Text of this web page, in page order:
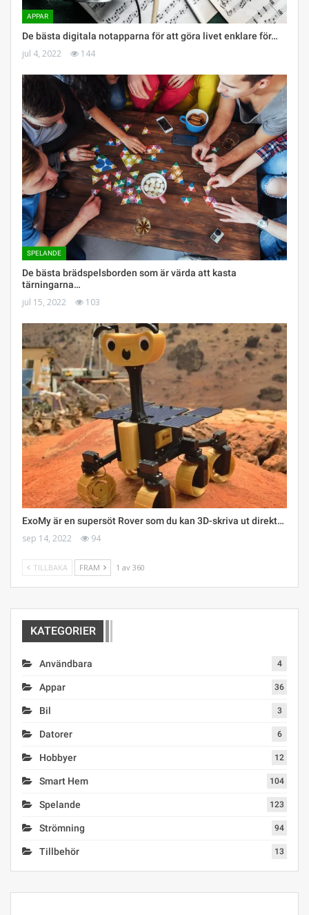
APPAR
De bästa digitala notapparna för att göra livet enklare för…
jul 4, 2022 144
SPELANDE
De bästa brädspelsborden som är värda att kasta
tärningarna…
jul 15, 2022 103
ExoMy är en supersöt Rover som du kan 3D-skriva ut direkt…
sep 14, 2022 94
TILLBAKA FRAM 1 av 360
KATEGORIER
Användbara 4
Appar 36
Bil 3
Datorer 6
Hobbyer 12
Smart Hem 104
Spelande 123
Strömning 94
Tillbehör 13